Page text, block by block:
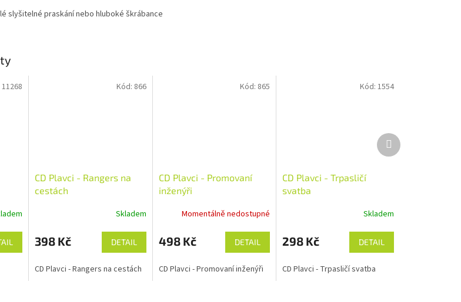
slyšitelné praskání nebo hluboké škrábance
11268
CD Plavci - Rangers na
cestách
Skladem
398 Kč DETAIL
CD Plavci - Rangers na cestách
Kód: 866
CD Plavci - Promovaní
inženýři
Momentálně nedostupné
498 Kč DETAIL
CD Plavci - Promovaní inženýři
Kód: 865
CD Plavci - Trpasličí
svatba
Skladem
298 Kč DETAIL
CD Plavci - Trpasličí svatba
Kód: 1554
Další
produkt